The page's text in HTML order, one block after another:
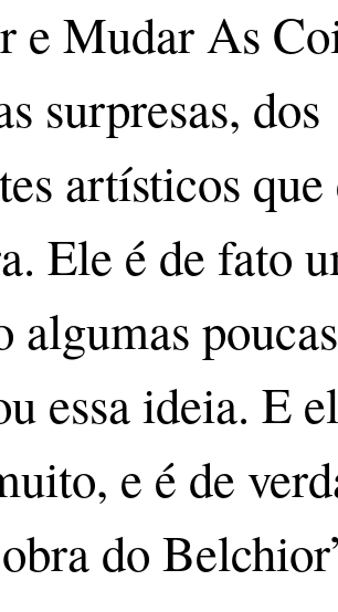
e Mudar As
surpresas, dos
artísticos
Ele é de fato
algumas
essa ideia. E
e é de
do